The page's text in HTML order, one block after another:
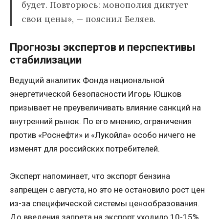
будет. Повторюсь: монополия диктует
свои цены», — пояснил Беляев.
Прогнозы экспертов и перспективы
стабилизации
Ведущий аналитик Фонда национальной
энергетической безопасности Игорь Юшков
призывает не преувеличивать влияние санкций на
внутренний рынок. По его мнению, ограничения
против «Роснефти» и «Лукойла» особо ничего не
изменят для российских потребителей.
Эксперт напоминает, что экспорт бензина
запрещен с августа, но это не остановило рост цен
из-за специфической системы ценообразования.